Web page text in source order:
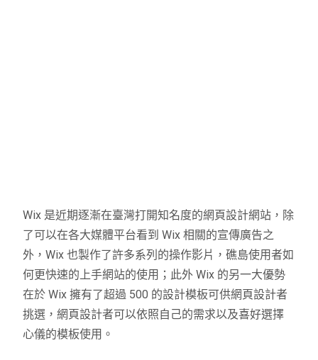
Wix 是近期逐漸在臺灣打開知名度的網頁設計網站，除
了可以在各大媒體平台看到 Wix 相關的宣傳廣告之
外，Wix 也製作了許多系列的操作影片，礁島使用者如
何更快速的上手網站的使用；此外 Wix 的另一大優勢
在於 Wix 擁有了超過 500 的設計模板可供網頁設計者
挑選，網頁設計者可以依照自己的需求以及喜好選擇
心儀的模板使用。